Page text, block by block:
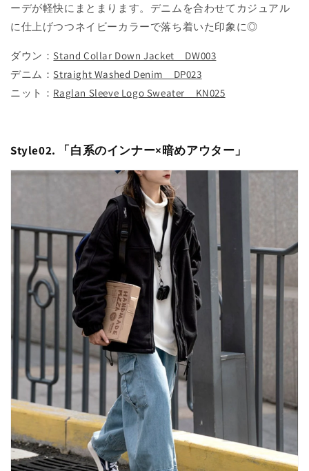
ーデが軽快にまとまります。デニムを合わせてカジュアル
に仕上げつつネイビーカラーで落ち着いた印象に◎
ダウン：Stand Collar Down Jacket DW003
デニム：Straight Washed Denim DP023
ニット： Raglan Sleeve Logo Sweater KN025
Style02. 「白系のインナー×暗めアウター 」